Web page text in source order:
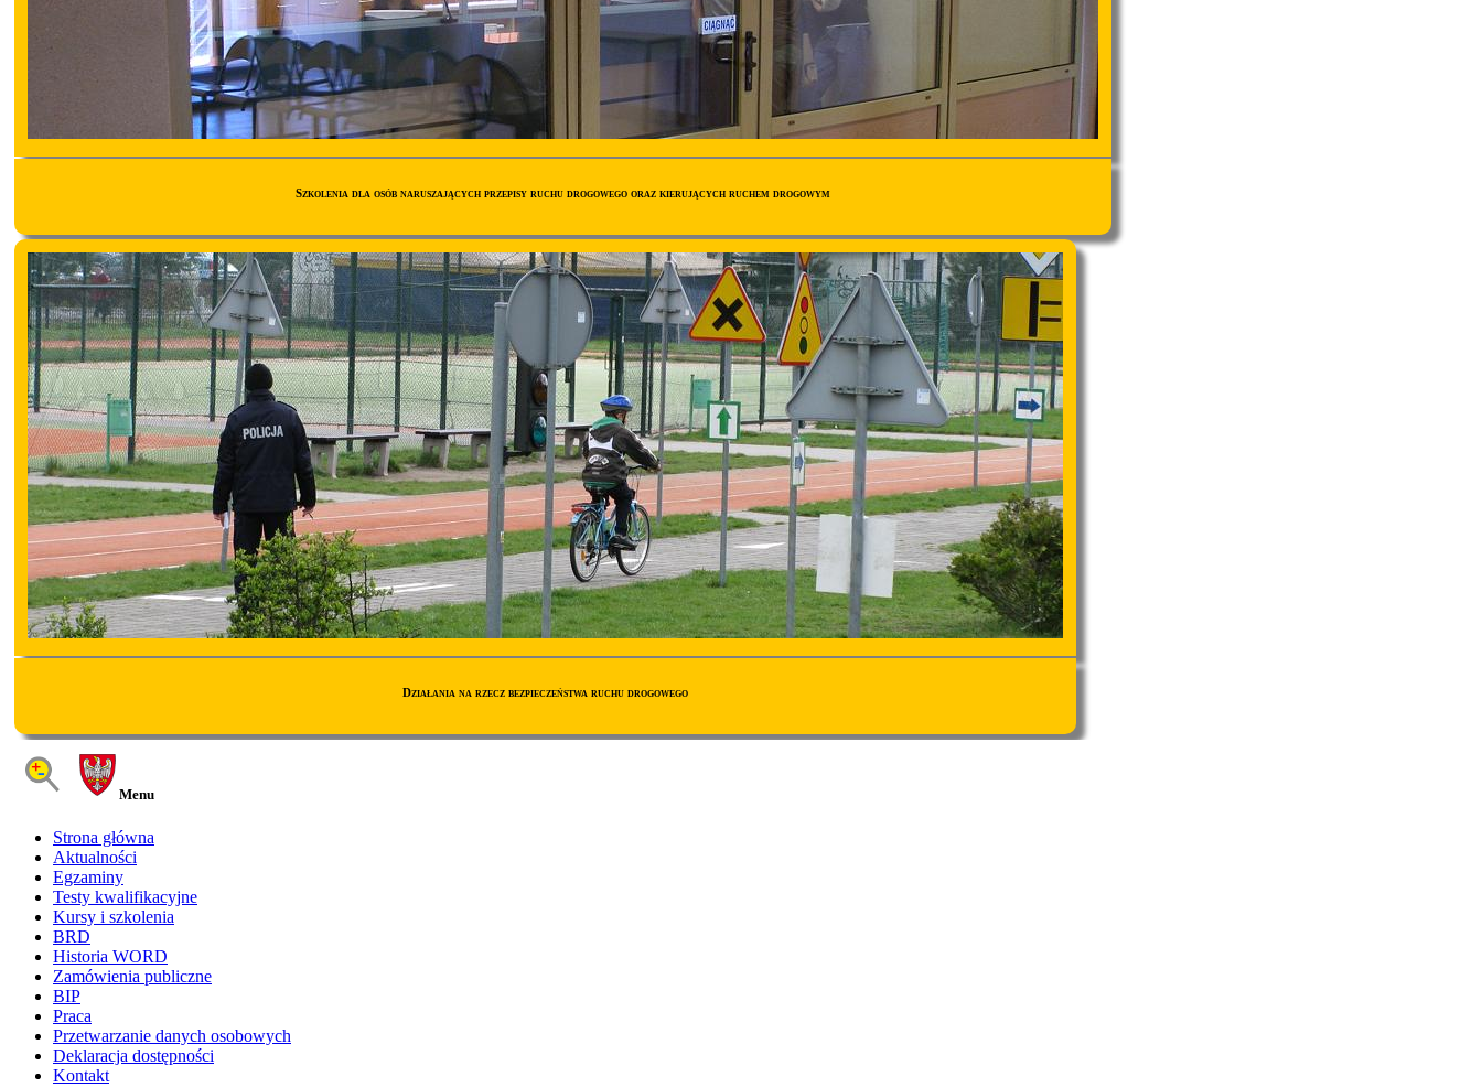
Szkolenia dla osób naruszających przepisy ruchu drogowego oraz kierujących ruchem drogowym
Działania na rzecz bezpieczeństwa ruchu drogowego
Menu
Strona główna
Aktualności
Egzaminy
Testy kwalifikacyjne
Kursy i szkolenia
BRD
Historia WORD
Zamówienia publiczne
BIP
Praca
Przetwarzanie danych osobowych
Deklaracja dostępności
Kontakt